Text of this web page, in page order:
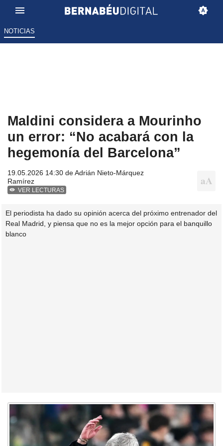
NOTICIAS
Maldini considera a Mourinho
un error: “No acabará con la
hegemonía del Barcelona”
19.05.2026 14:30 deAdrián Nieto-Márquez
Ramírez
VER LECTURAS
El periodista ha dado su opinión acerca del próximo entrenador del
Real Madrid, y piensa que no es la mejor opción para el banquillo
blanco